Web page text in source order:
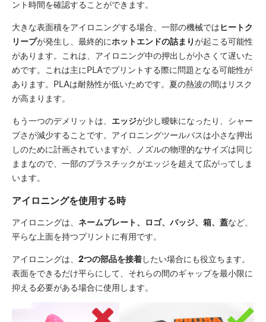
ント時間を確認することができます。
大きな表面積をアイロニングする場合、一部の機械ではヒートク
リープが発生し、最終的にホットエンドの詰まりが起こる可能性
があります。これは、アイロニング中の押出しが小さくて遅いた
めです。これは主にPLAでプリントする際に問題となる可能性が
あります。PLAは耐熱性が低いためです。夏の熱波の間はリスク
が高まります。
もう一つのデメリットは、 エッジが少し曖昧になったり、シャー
プさが減少することです。アイロニングツールパスは小さな押出
しのために計画されていますが、ノズルの物理的なサイズは同じ
ままなので、一部のプラスチックがエッジを超えて広がってしま
います。
アイロニングを使用する時
アイロニングは、 ネームプレート、ロゴ、バッジ、箱、蓋など、
平らな上面を持つプリントに有用です。
アイロニングは、 2つの部品を接着したい場合にも役立ちます。
表面をできるだけ平らにして、それらの間のギャップを最小限に
抑える必要がある場合に使用します。